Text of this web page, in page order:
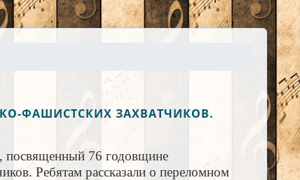
ФАШИСТСКИХ ЗАХВАТЧИКОВ.
76 годовщине
Ребятам рассказали о переломном